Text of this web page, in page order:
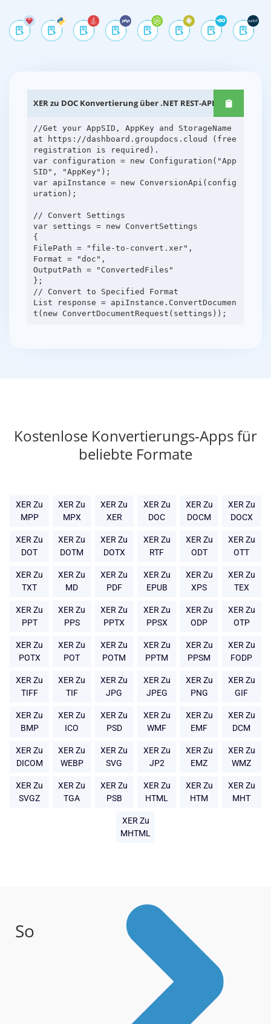
XER zu DOC Konvertierung über .NET REST-APIs
//Get your AppSID, AppKey and StorageName
at https://dashboard.groupdocs.cloud (free
registration is required).
var configuration = new Configuration("App
SID", "AppKey");
var apiInstance = new ConversionApi(config
uration);
// Convert Settings
var settings = new ConvertSettings
{
FilePath = "file-to-convert.xer",
Format = "doc",
OutputPath = "ConvertedFiles"
};
// Convert to Specified Format
List response = apiInstance.ConvertDocumen
Kostenlose Konvertierungs-Apps für
beliebte Formate
XER Zu
MPP
XER Zu
MPX
XER Zu
XER
XER Zu
DOC
XER Zu
DOCM
XER Zu
DOCX
XER Zu
DOT
XER Zu
DOTM
XER Zu
DOTX
XER Zu
RTF
XER Zu
ODT
XER Zu
OTT
XER Zu
TXT
XER Zu
MD
XER Zu
PDF
XER Zu
EPUB
XER Zu
XPS
XER Zu
TEX
XER Zu
PPT
XER Zu
PPS
XER Zu
PPTX
XER Zu
PPSX
XER Zu
ODP
XER Zu
OTP
XER Zu
POTX
XER Zu
POT
XER Zu
POTM
XER Zu
PPTM
XER Zu
PPSM
XER Zu
FODP
XER Zu
TIFF
XER Zu
TIF
XER Zu
JPG
XER Zu
JPEG
XER Zu
PNG
XER Zu
GIF
XER Zu
BMP
XER Zu
ICO
XER Zu
PSD
XER Zu
WMF
XER Zu
EMF
XER Zu
DCM
XER Zu
DICOM
XER Zu
WEBP
XER Zu
SVG
XER Zu
JP2
XER Zu
EMZ
XER Zu
WMZ
XER Zu
SVGZ
XER Zu
TGA
XER Zu
PSB
XER Zu
HTML
XER Zu
HTM
XER Zu
MHT
XER Zu
MHTML
So